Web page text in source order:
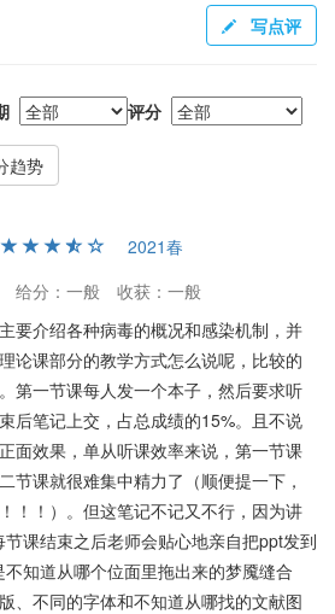
写点评
评分
趋势
2021春
给分：一般
收获：一般
要介绍各种病毒的概况和感染机制，并
论课部分的教学方式怎么说呢，比较的
第一节课每人发一个本子，然后要求听
后笔记上交，占总成绩的15%。且不说
面效果，单从听课效率来说，第一节课
节课就很难集中精力了（顺便提一下，
！！）。但这笔记不记又不行，因为讲
课结束之后老师会贴心地亲自把ppt发到
知道从哪个位面里拖出来的梦魇缝合
、不同的字体和不知道从哪找的文献图